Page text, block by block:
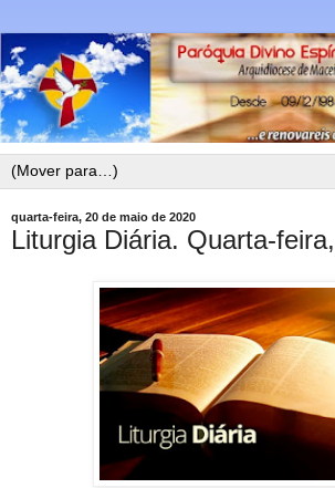
quarta-feira, 20 de maio de 2020
Liturgia Diária. Quarta-